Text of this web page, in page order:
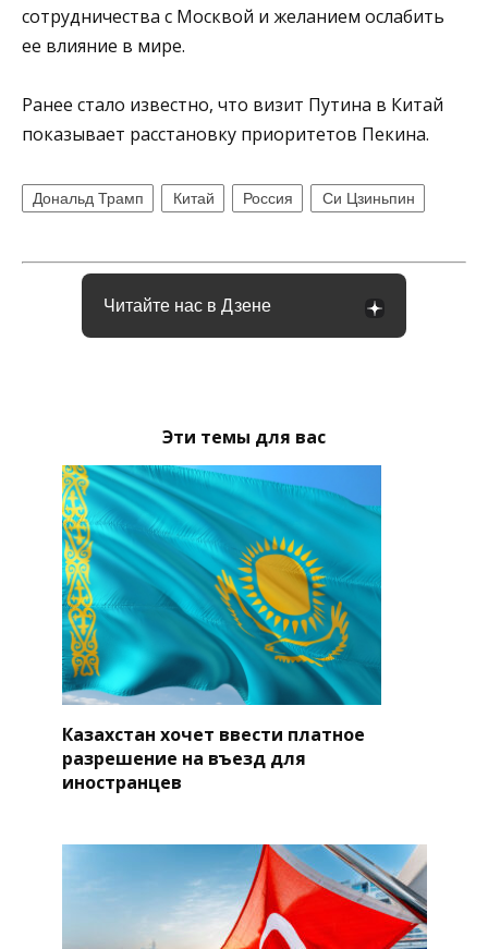
сотрудничества с Москвой и желанием ослабить
ее влияние в мире.
Ранее стало известно, что визит Путина в Китай
показывает расстановку приоритетов Пекина.
Дональд Трамп Китай Россия Си Цзиньпин
Читайте нас в Дзене
Эти темы для вас
Казахстан хочет ввести платное
разрешение на въезд для
иностранцев